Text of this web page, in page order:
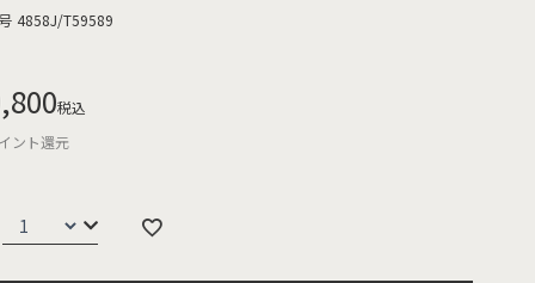
4858J/T59589
税込
ント還元